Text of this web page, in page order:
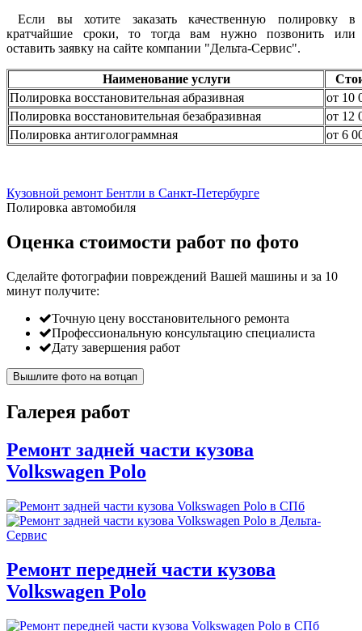
Если вы хотите заказать качественную полировку в
кратчайшие сроки, то тогда вам нужно позвонить или
оставить заявку на сайте компании "Дельта-Сервис".
Наименование услуги
Полировка восстановительная абразивная
от 10
Полировка восстановительная безабразивная
от 12
Полировка антиголограммная
от 6
Кузовной ремонт Бентли в Санкт-Петербурге
Полировка автомобиля
Оценка стоимости работ по фото
Сделайте фотографии повреждений Вашей машины и за 10
минут получите:
Точную цену восстановительного ремонта
Профессиональную консультацию специалиста
Дату завершения работ
Вышлите фото на вотцап
Галерея работ
Ремонт задней части кузова
Volkswagen Polo
Ремонт передней части кузова
Volkswagen Polo